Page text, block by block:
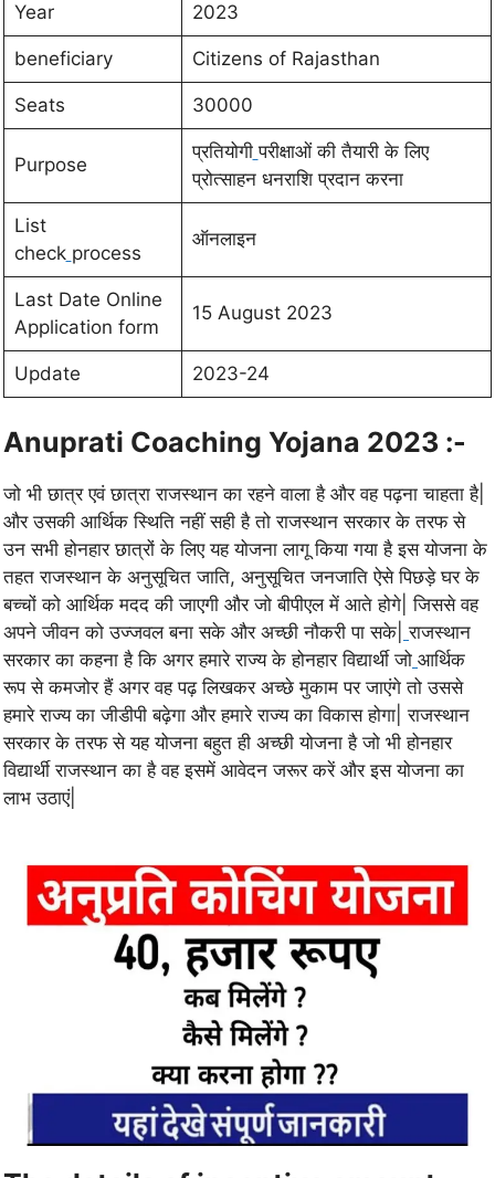
Year 2023
beneficiary Citizens of Rajasthan
Seats 30000
Purpose
प्रतियोगी परीक्षाओं की तैयारी के लिए
प्रोत्साहन धनराशि प्रदान करना
List
check process
ऑनलाइन
Last Date Online
Application form
15 August 2023
Update 2023-24
Anuprati Coaching Yojana 2023 :-
जो भी छात्र एवं छात्रा राजस्थान का रहने वाला है और वह पढ़ना चाहता है|
और उसकी आर्थिक स्थिति नहीं सही है तो राजस्थान सरकार के तरफ से
उन सभी होनहार छात्रों के लिए यह योजना लागू किया गया है इस योजना के
तहत राजस्थान के अनुसूचित जाति, अनुसूचित जनजाति ऐसे पिछड़े घर के
बच्चों को आर्थिक मदद की जाएगी और जो बीपीएल में आते होगे| जिससे वह
अपने जीवन को उज्जवल बना सके और अच्छी नौकरी पा सके| राजस्थान
सरकार का कहना है कि अगर हमारे राज्य के होनहार विद्यार्थी जो आर्थिक
रूप से कमजोर हैं अगर वह पढ़ लिखकर अच्छे मुकाम पर जाएंगे तो उससे
हमारे राज्य का जीडीपी बढ़ेगा और हमारे राज्य का विकास होगा| राजस्थान
सरकार के तरफ से यह योजना बहुत ही अच्छी योजना है जो भी होनहार
विद्यार्थी राजस्थान का है वह इसमें आवेदन जरूर करें और इस योजना का
लाभ उठाएं|